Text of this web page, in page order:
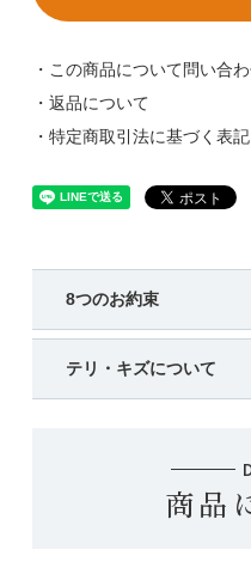
・この商品について問い合
・返品について
・特定商取引法に基づく表記
8つのお約束
テリ・キズについて
商品